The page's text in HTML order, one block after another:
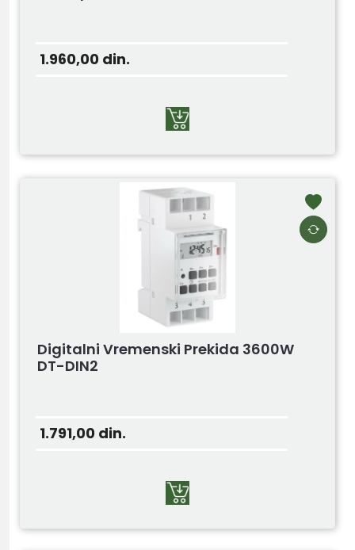
1.960,00 din.
Digitalni Vremenski Prekida 3600W
DT-DIN2
1.791,00 din.